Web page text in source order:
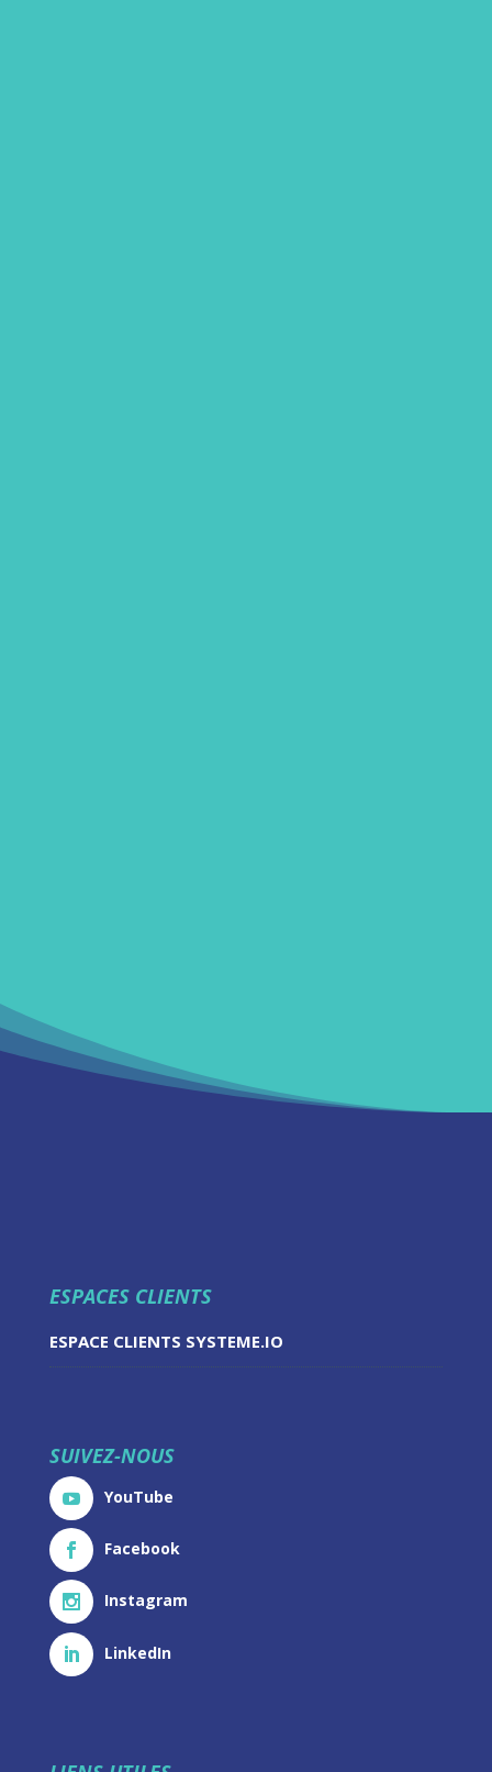
ESPACES CLIENTS
ESPACE CLIENTS SYSTEME.IO
SUIVEZ-NOUS
YouTube
Facebook
Instagram
LinkedIn